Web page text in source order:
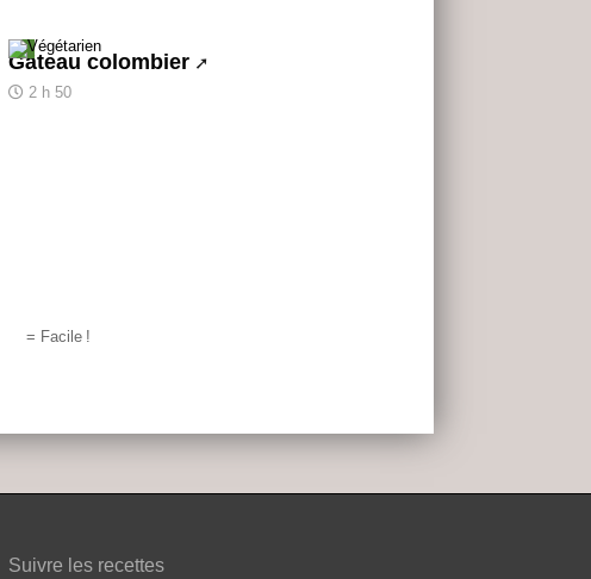
Gâteau colombier
2 h 50
= Facile !
Suivre les recettes